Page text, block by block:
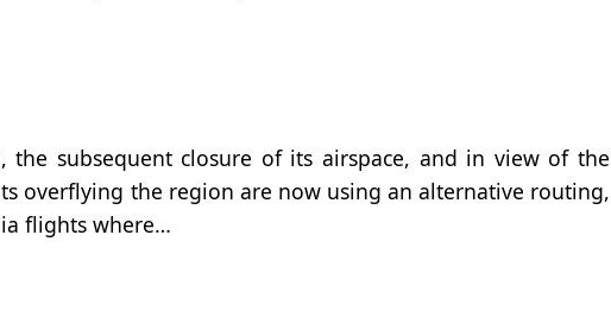
subsequent closure of its airspace, and in view of the
overflying the region are now using an alternative routing,
flights where…